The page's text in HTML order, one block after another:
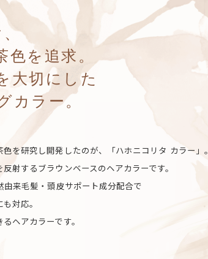
、
色を追求。
大切にした
カラー。
を研究し開発したのが、「ハホニコリタ カラー」。
射するブラウンベースのヘアカラーです。
来毛髪・頭皮サポート成分配合で
対応。
ヘアカラーです。